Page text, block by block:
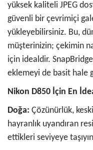
yüksek kaliteli JPEG
güvenli bir çevrimiçi
yükleyebilirsiniz. Bu,
müşterinizin; çekimin
için idealdir.
eklemeyi de basit hale
Nikon D850 İçin En
Doğa: Çözünürlük,
hayranlık uyandıran
ettikleri seviyeye